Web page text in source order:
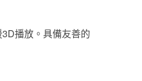
播放。具備友善的